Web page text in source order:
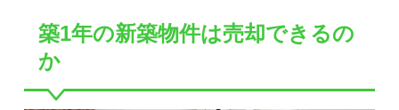
築1年の新築物件は売却できるの
か